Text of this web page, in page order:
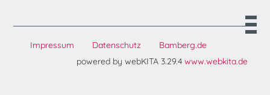
Impressum Datenschutz
Bamberg.de
powered by webKITA 3.29.4 www.webkita.de